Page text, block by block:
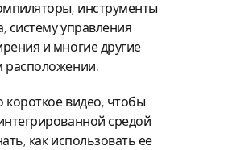
инструменты
систему управления
и многие другие
расположении.
короткое видео, чтобы
средой
как использовать ее